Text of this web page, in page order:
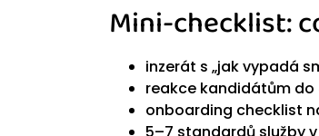
Mini-checklist:
inzerát s „jak vypadá
reakce kandidátům
onboarding checklist